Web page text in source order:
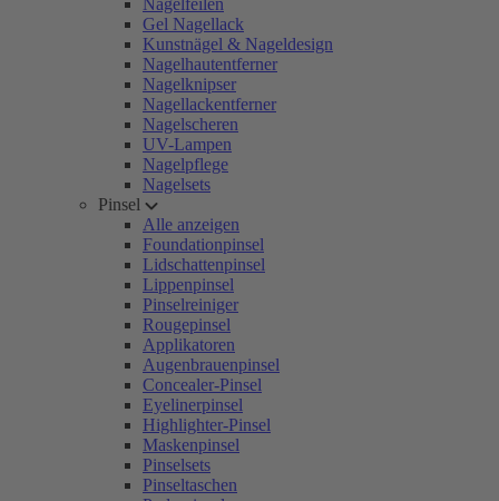
Nagelfeilen
Gel Nagellack
Kunstnägel & Nageldesign
Nagelhautentferner
Nagelknipser
Nagellackentferner
Nagelscheren
UV-Lampen
Nagelpflege
Nagelsets
Pinsel
Alle anzeigen
Foundationpinsel
Lidschattenpinsel
Lippenpinsel
Pinselreiniger
Rougepinsel
Applikatoren
Augenbrauenpinsel
Concealer-Pinsel
Eyelinerpinsel
Highlighter-Pinsel
Maskenpinsel
Pinselsets
Pinseltaschen